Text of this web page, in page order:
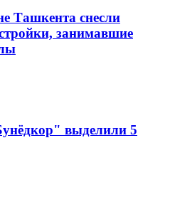
Ташкента снесли
занимавшие
выделили 5